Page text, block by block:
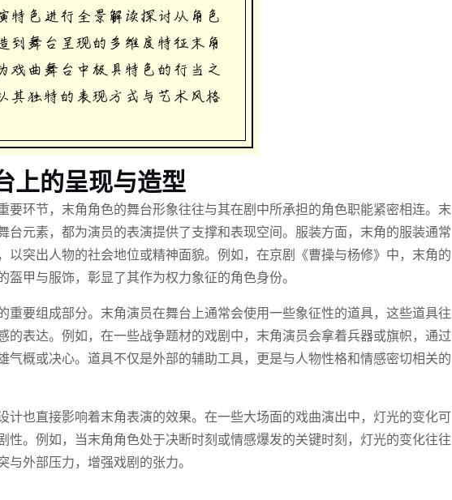
上的呈现与造型
要环节，末角角色的舞台形象往往与其在剧中所承担的角色职能紧密相连。末
台元素，都为演员的表演提供了支撑和表现空间。服装方面，末角的服装通常
以突出人物的社会地位或精神面貌。例如，在京剧《曹操与杨修》中，末角的
盔甲与服饰，彰显了其作为权力象征的角色身份。
重要组成部分。末角演员在舞台上通常会使用一些象征性的道具，这些道具往
的表达。例如，在一些战争题材的戏剧中，末角演员会拿着兵器或旗帜，通过
气概或决心。道具不仅是外部的辅助工具，更是与人物性格和情感密切相关的
计也直接影响着末角表演的效果。在一些大场面的戏曲演出中，灯光的变化可
性。例如，当末角角色处于决断时刻或情感爆发的关键时刻，灯光的变化往往
与外部压力，增强戏剧的张力。